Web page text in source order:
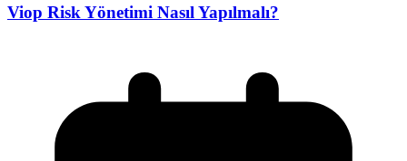
Viop Risk Yönetimi Nasıl Yapılmalı?